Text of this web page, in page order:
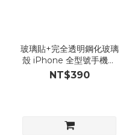
玻璃貼+完全透明鋼化玻璃
殼 iPhone 全型號手機保
護殼
Londonimg【K50】
NT$390